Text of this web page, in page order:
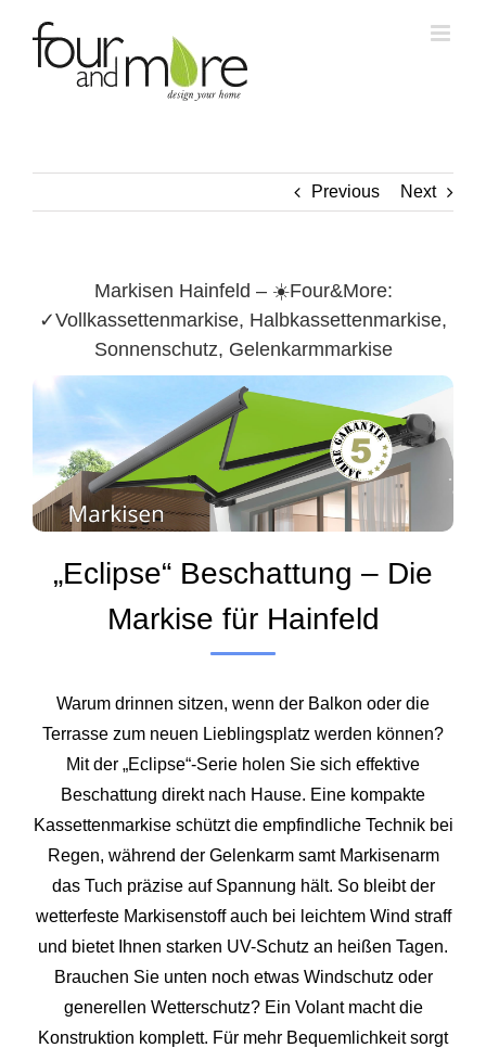
content
Previous Next
Markisen Hainfeld – ☀️Four&More:
✓Vollkassettenmarkise, Halbkassettenmarkise,
Sonnenschutz, Gelenkarmmarkise
„Eclipse“ Beschattung – Die
Markise für Hainfeld
Warum drinnen sitzen, wenn der Balkon oder die
Terrasse zum neuen Lieblingsplatz werden können?
Mit der „Eclipse“-Serie holen Sie sich effektive
Beschattung direkt nach Hause. Eine kompakte
Kassettenmarkise schützt die empfindliche Technik bei
Regen, während der Gelenkarm samt Markisenarm
das Tuch präzise auf Spannung hält. So bleibt der
wetterfeste Markisenstoff auch bei leichtem Wind straff
und bietet Ihnen starken UV-Schutz an heißen Tagen.
Brauchen Sie unten noch etwas Windschutz oder
generellen Wetterschutz? Ein Volant macht die
Konstruktion komplett. Für mehr Bequemlichkeit sorgt